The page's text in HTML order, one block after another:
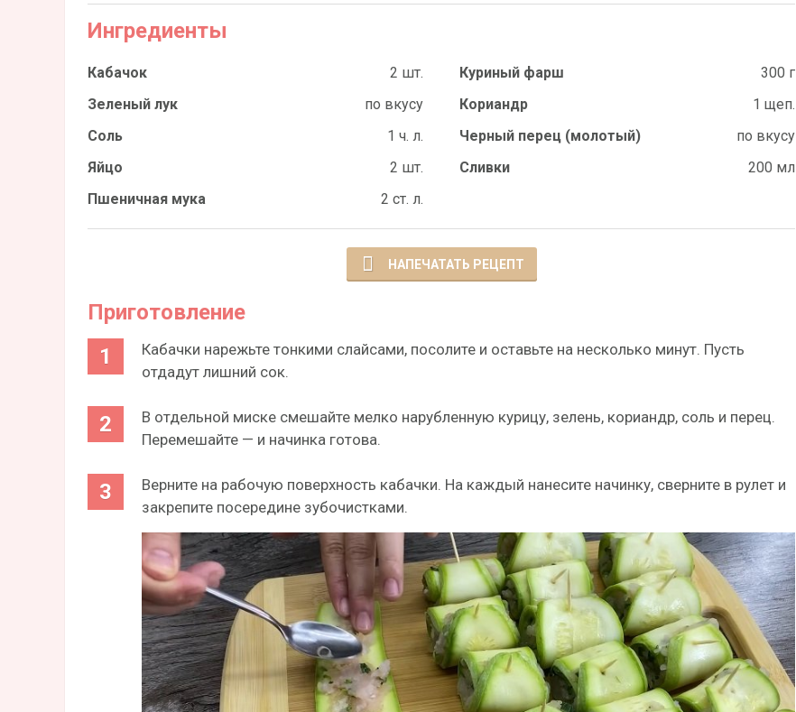
Ингредиенты
Кабачок 2 шт. Куриный фарш
300 г
Зеленый лук
по вкусу Кориандр
1 щеп.
Соль
1 ч. л. Черный перец (молотый)
по вкусу
Яйцо
2 шт. Сливки
200 мл
Пшеничная мука
2 ст. л.
НАПЕЧАТАТЬ РЕЦЕПТ
Приготовление
Кабачки нарежьте тонкими слайсами, посолите и оставьте на несколько минут. Пусть
отдадут лишний сок.
В отдельной миске смешайте мелко нарубленную курицу, зелень, кориандр, соль и перец.
Перемешайте — и начинка готова.
Верните на рабочую поверхность кабачки. На каждый нанесите начинку, сверните в рулет и
закрепите посередине зубочистками.